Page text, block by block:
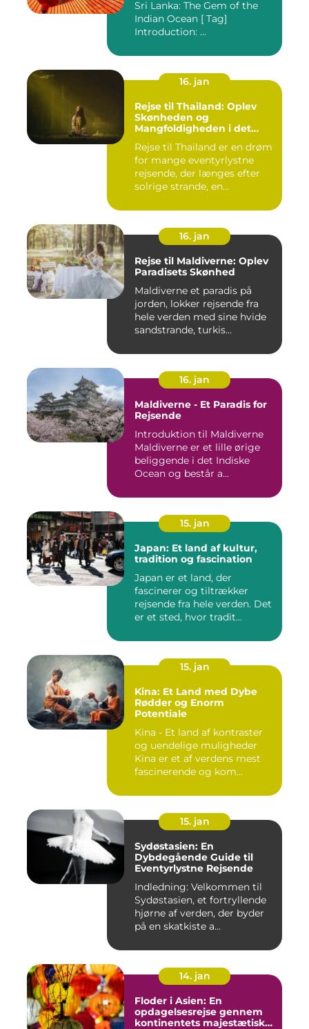
Sri Lanka: The Gem of the
Indian Ocean [ Tag]
Introduction: ...
16. jan
Rejse til Thailand: Oplev
Skønheden og
Mangfoldigheden i det
Rejse til Thailand er en drøm
for mange eventyrlystne
rejsende, der længes efter
solrige strande, en...
16. jan
Rejse til Maldiverne: Oplev
Paradisets Skønhed
Maldiverne et paradis på
jorden, lokker rejsende fra
hele verden med sine hvide
sandstrande, turkis...
16. jan
Maldiverne - Et Paradis for
Rejsende
Introduktion til Maldiverne
Maldiverne er et lille ørige
beliggende i det Indiske
Ocean og består a...
15. jan
Japan: Et land af kultur,
tradition og fascination
Japan er et land, der
fascinerer og tiltrækker
rejsende fra hele verden. Det
er et sted, hvor tradit...
15. jan
Kina: Et Land med Dybe
Rødder og Enorm
Potentiale
Kina - Et land af kontraster
og uendelige muligheder
Kina er et af verdens mest
fascinerende og kom...
15. jan
Sydøstasien: En
Dybdegående Guide til
Eventyrlystne Rejsende
Indledning: Velkommen til
Sydøstasien, et fortryllende
hjørne af verden, der byder
på en skatkiste a...
14. jan
Floder i Asien: En
opdagelsesrejse gennem
kontinentets majestætiske